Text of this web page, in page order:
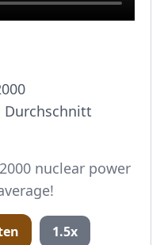
nuclear power
1.5x